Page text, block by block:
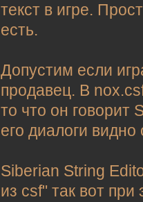
текст в игре.
есть.
Допустим если
продавец. В
то что он говорит
его диалоги видно
Siberian String
из csf" так вот